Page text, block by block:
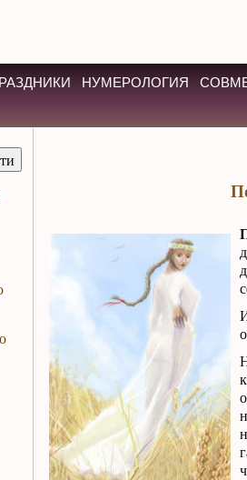
НУМЕРОЛОГИЯ